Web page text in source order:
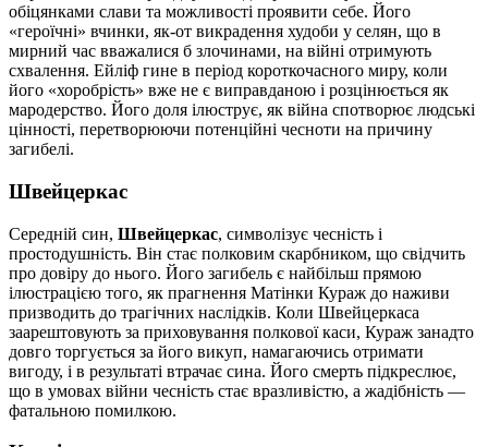
обіцянками слави та можливості проявити себе. Його
«героїчні» вчинки, як-от викрадення худоби у селян, що в
мирний час вважалися б злочинами, на війні отримують
схвалення. Ейліф гине в період короткочасного миру, коли
його «хоробрість» вже не є виправданою і розцінюється як
мародерство. Його доля ілюструє, як війна спотворює людські
цінності, перетворюючи потенційні чесноти на причину
загибелі.
Швейцеркас
Середній син, Швейцеркас, символізує чесність і
простодушність. Він стає полковим скарбником, що свідчить
про довіру до нього. Його загибель є найбільш прямою
ілюстрацією того, як прагнення Матінки Кураж до наживи
призводить до трагічних наслідків. Коли Швейцеркаса
заарештовують за приховування полкової каси, Кураж занадто
довго торгується за його викуп, намагаючись отримати
вигоду, і в результаті втрачає сина. Його смерть підкреслює,
що в умовах війни чесність стає вразливістю, а жадібність —
фатальною помилкою.